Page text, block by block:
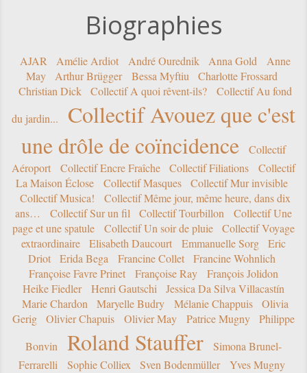
Biographies
AJAR Amélie Ardiot André Ourednik Anna Gold
Anne
May
Arthur Brügger Bessa Myftiu
Charlotte Frossard
Christian Dick
Collectif A quoi rêvent-ils?
Collectif Au fond
du jardin...
Collectif Avouez que c'est
une drôle de coïncidence
Collectif
Aéroport
Collectif Encre Fraîche Collectif Filiations
Collectif
La Maison Éclose
Collectif Masques
Collectif Mur invisible
Collectif Musica!
Collectif Même jour, même heure, dans dix
ans…
Collectif Sur un fil Collectif Tourbillon
Collectif Une
page et une spatule
Collectif Un soir de pluie
Collectif Voyage
extraordinaire
Elisabeth Daucourt Emmanuelle Sorg
Eric
Driot
Erida Bega Francine Collet
Francine Wohnlich
Françoise Favre Prinet
Françoise Ray
François Jolidon
Heike Fiedler
Henri Gautschi
Jessica Da Silva Villacastín
Marie Chardon
Maryelle Budry Mélanie Chappuis
Olivia
Gerig
Olivier Chapuis Olivier May Patrice Mugny
Philippe
Bonvin
Roland Stauffer
Simona Brunel-
Ferrarelli
Sophie Colliex Sven Bodenmüller Yves Mugny